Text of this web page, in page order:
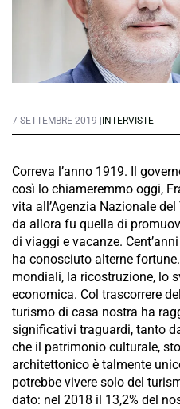
7 SETTEMBRE 2019 | INTERVISTE
Correva l’anno 1919. Il
così lo chiameremmo oggi,
vita all’Agenzia Nazionale
da allora fu quella di
di viaggi e vacanze.
ha conosciuto alterne
mondiali, la ricostruzione, lo
economica. Col trascorrere
turismo di casa nostra ha
significativi traguardi, tanto
che il patrimonio culturale,
architettonico è talmente
potrebbe vivere solo del
dato: nel 2018 il 13,2% del